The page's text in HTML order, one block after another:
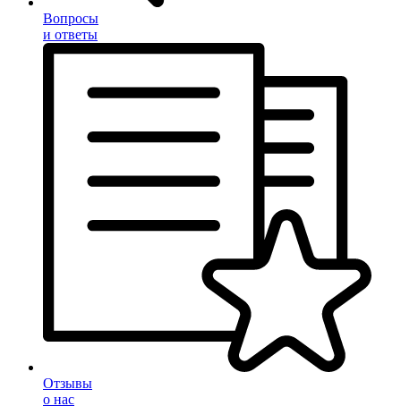
Вопросы
и ответы
Отзывы
о нас